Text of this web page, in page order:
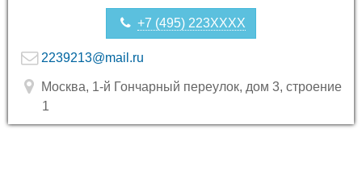
+7 (495) 223XXXX
2239213@mail.ru
Москва, 1-й Гончарный переулок, дом 3, строение
1